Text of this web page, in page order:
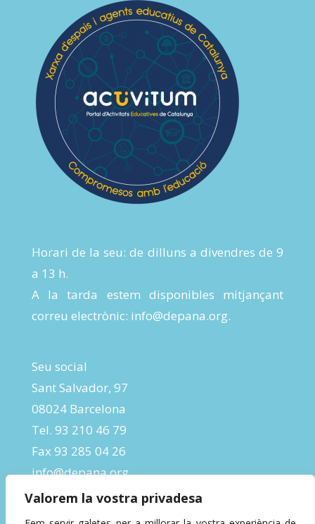
Valorem la vostra privadesa
Horari de la seu: de dilluns a divendres de 9
a 13 h.
A la tarda estem disponibles mitjançant
correu electrònic: info@depana.org.
Seu social
Sant Salvador, 97
08024 Barcelona
Tel. 93 210 46 79
Fax 93 285 04 26
info@depana.org